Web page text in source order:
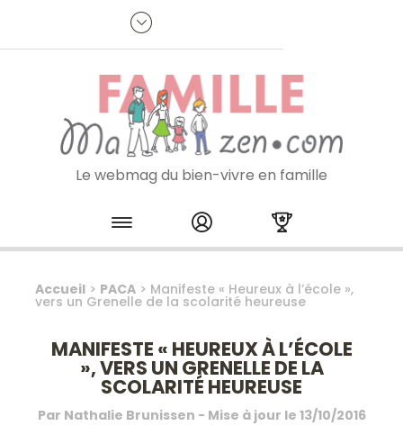
Je m'inscris à la newsletter
Le webmag du bien-vivre en famille
Skip to content
Accueil > PACA > Manifeste « Heureux à l’école »,
vers un Grenelle de la scolarité heureuse
MANIFESTE « HEUREUX À L’ÉCOLE
», VERS UN GRENELLE DE LA
SCOLARITÉ HEUREUSE
Par Nathalie Brunissen - Mise à jour le 13/10/2016
Panneau de gestion des cookies